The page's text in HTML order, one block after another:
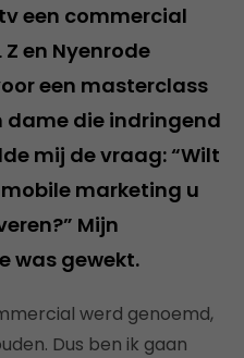
een commercial
en Nyenrode
een masterclass
dame die indringend
mij de vraag: “Wilt
marketing u
Mijn
was gewekt.
werd genoemd,
Dus ben ik gaan